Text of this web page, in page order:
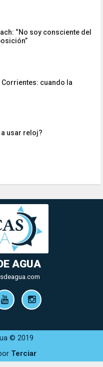
“No soy consciente del
Corrientes: cuando la
usar reloj?
AGUA
© 2019
Terciar